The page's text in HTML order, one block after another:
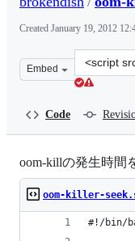
Created January 19, 2012
Embed
Clone
this
Code
oom-killの発生時間
oom-killer-
#!/bin/